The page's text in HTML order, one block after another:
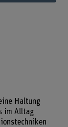
Haltung
im Alltag